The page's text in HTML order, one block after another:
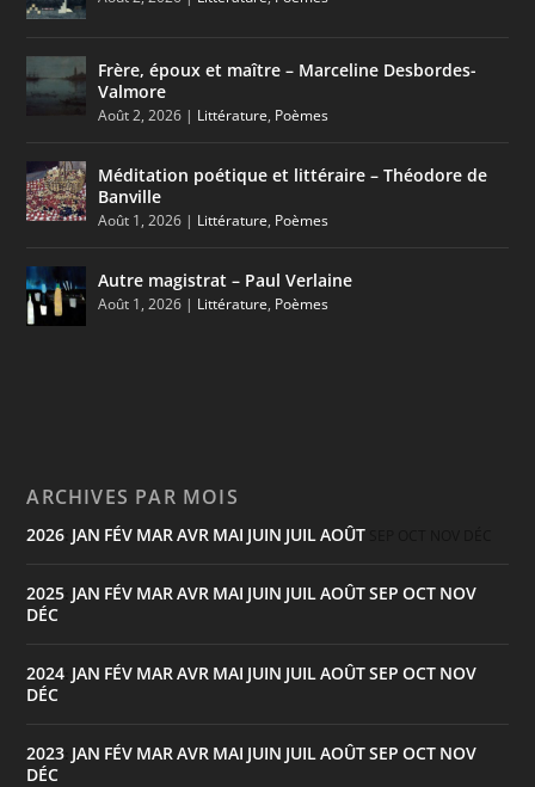
Frère, époux et maître – Marceline Desbordes-
Valmore
Août 2, 2026 | Littérature, Poèmes
Méditation poétique et littéraire – Théodore de
Banville
Août 1, 2026 | Littérature, Poèmes
Autre magistrat – Paul Verlaine
Août 1, 2026 | Littérature, Poèmes
ARCHIVES PAR MOIS
2026 JAN FÉV MAR AVR MAI JUIN JUIL AOÛT
2025 JAN FÉV MAR AVR MAI JUIN JUIL AOÛTSEP OCT NOV
DÉC
2024 JAN FÉV MAR AVR MAI JUIN JUIL AOÛTSEP OCT NOV
DÉC
2023 JAN FÉV MAR AVR MAI JUIN JUIL AOÛTSEP OCT NOV
DÉC